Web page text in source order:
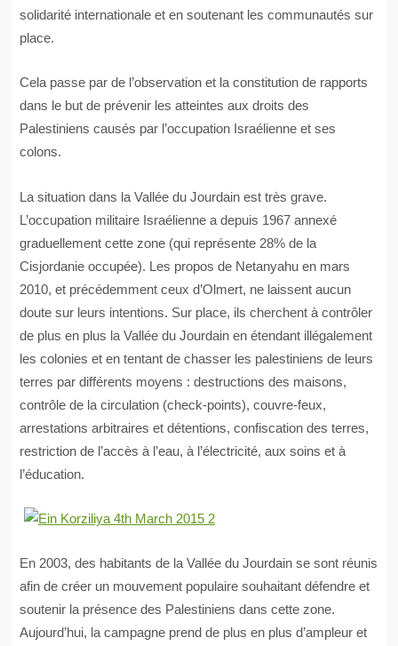
solidarité internationale et en soutenant les communautés sur
place.
Cela passe par de l’observation et la constitution de rapports
dans le but de prévenir les atteintes aux droits des
Palestiniens causés par l’occupation Israélienne et ses
colons.
La situation dans la Vallée du Jourdain est très grave.
L’occupation militaire Israélienne a depuis 1967 annexé
graduellement cette zone (qui représente 28% de la
Cisjordanie occupée). Les propos de Netanyahu en mars
2010, et précédemment ceux d’Olmert, ne laissent aucun
doute sur leurs intentions. Sur place, ils cherchent à contrôler
de plus en plus la Vallée du Jourdain en étendant illégalement
les colonies et en tentant de chasser les palestiniens de leurs
terres par différents moyens : destructions des maisons,
contrôle de la circulation (check-points), couvre-feux,
arrestations arbitraires et détentions, confiscation des terres,
restriction de l’accès à l’eau, à l’électricité, aux soins et à
l’éducation.
En 2003, des habitants de la Vallée du Jourdain se sont réunis
afin de créer un mouvement populaire souhaitant défendre et
soutenir la présence des Palestiniens dans cette zone.
Aujourd’hui, la campagne prend de plus en plus d’ampleur et